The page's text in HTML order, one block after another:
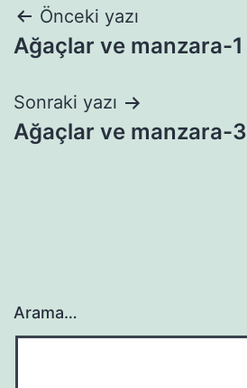
Yazı
gezinmesi
Önceki yazı
Ağaçlar ve manzara-1
Sonraki yazı
Ağaçlar ve manzara-3
Arama…